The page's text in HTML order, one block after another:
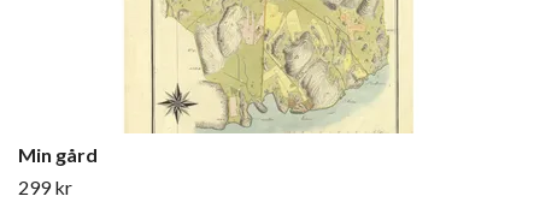
Min gård
299 kr